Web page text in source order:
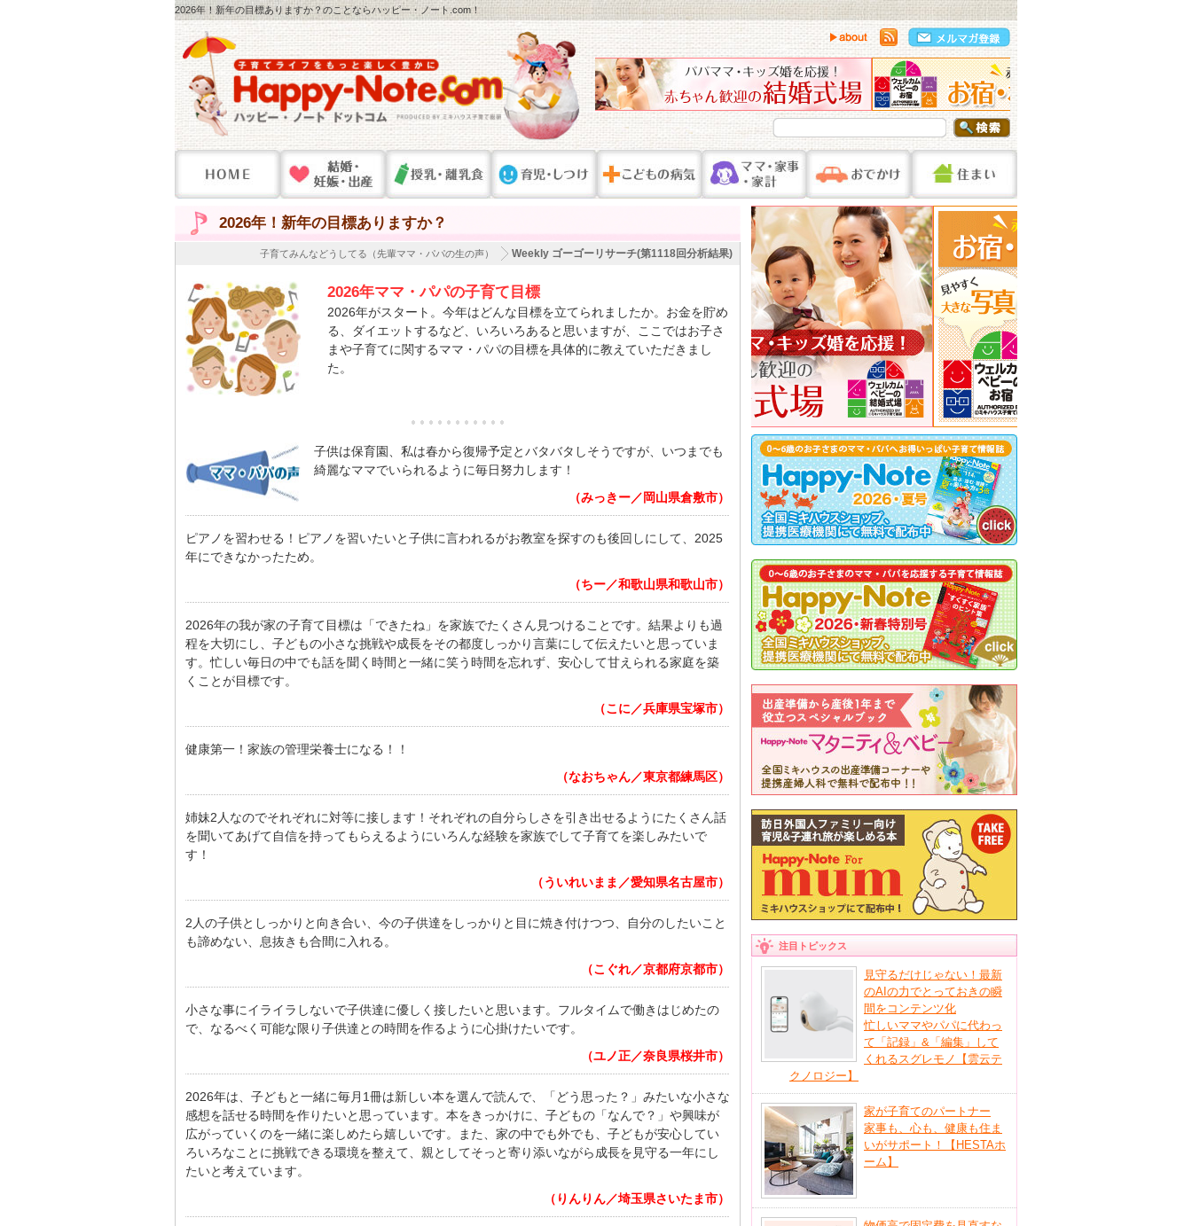
2026年！新年の目標ありますか？のことならハッピー・ノート.com！
2026年！新年の目標ありますか？
Weekly ゴーゴーリサーチ(第1118回分析結果)
子育てみんなどうしてる（先輩ママ・パパの生の声）
2026年ママ・パパの子育て目標
2026年がスタート。今年はどんな目標を立てられましたか。お金を貯め
る、ダイエットするなど、いろいろあると思いますが、ここではお子さ
まや子育てに関するママ・パパの目標を具体的に教えていただきまし
た。
子供は保育園、私は春から復帰予定とバタバタしそうですが、いつまでも
綺麗なママでいられるように毎日努力します！
（みっきー／岡山県倉敷市）
ピアノを習わせる！ピアノを習いたいと子供に言われるがお教室を探すのも後回しにして、2025
年にできなかったため。
（ちー／和歌山県和歌山市）
2026年の我が家の子育て目標は「できたね」を家族でたくさん見つけることです。結果よりも過
程を大切にし、子どもの小さな挑戦や成長をその都度しっかり言葉にして伝えたいと思っていま
す。忙しい毎日の中でも話を聞く時間と一緒に笑う時間を忘れず、安心して甘えられる家庭を築
くことが目標です。
（こに／兵庫県宝塚市）
健康第一！家族の管理栄養士になる！！
（なおちゃん／東京都練馬区）
姉妹2人なのでそれぞれに対等に接します！それぞれの自分らしさを引き出せるようにたくさん話
を聞いてあげて自信を持ってもらえるようにいろんな経験を家族でして子育てを楽しみたいで
す！
（ういれいまま／愛知県名古屋市）
2人の子供としっかりと向き合い、今の子供達をしっかりと目に焼き付けつつ、自分のしたいこと
も諦めない、息抜きも合間に入れる。
（こぐれ／京都府京都市）
小さな事にイライラしないで子供達に優しく接したいと思います。フルタイムで働きはじめたの
で、なるべく可能な限り子供達との時間を作るように心掛けたいです。
（ユノ正／奈良県桜井市）
2026年は、子どもと一緒に毎月1冊は新しい本を選んで読んで、「どう思った？」みたいな小さな
感想を話せる時間を作りたいと思っています。本をきっかけに、子どもの「なんで？」や興味が
広がっていくのを一緒に楽しめたら嬉しいです。また、家の中でも外でも、子どもが安心してい
ろいろなことに挑戦できる環境を整えて、親としてそっと寄り添いながら成長を見守る一年にし
たいと考えています。
（りんりん／埼玉県さいたま市）
注目トピックス
見守るだけじゃない！最新
のAIの力でとっておきの瞬
間をコンテンツ化
忙しいママやパパに代わっ
て「記録」&「編集」して
くれるスグレモノ【雲云テ
クノロジー】
家が子育てのパートナー
家事も、心も、健康も住ま
いがサポート！【HESTAホ
ーム】